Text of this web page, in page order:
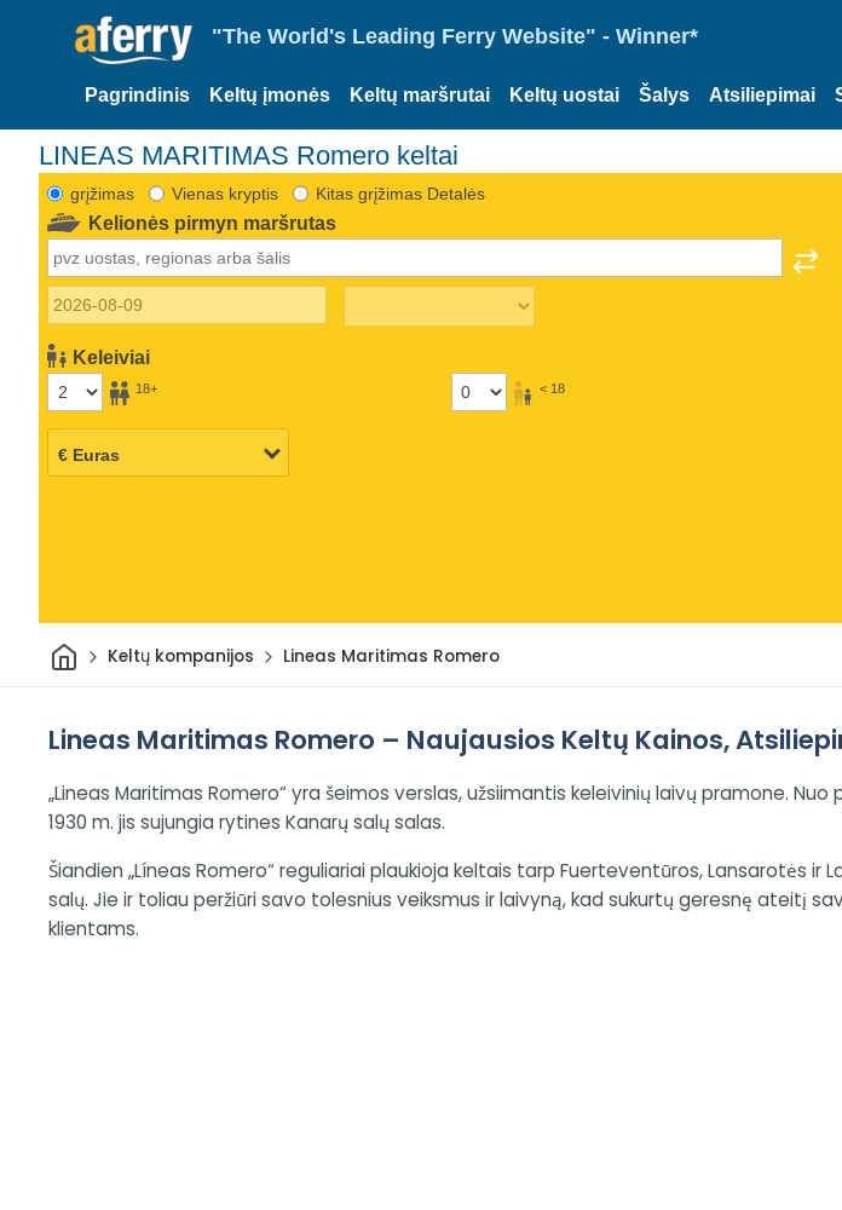
"The World's Leading Ferry Website" - Winner*
Pagrindinis Keltų įmonės Keltų maršrutai Keltų uostai Šalys Atsiliepimai
LINEAS MARITIMAS Romero keltai
grįžimas Vienas kryptis Kitas grįžimas Detalės
Kelionės pirmyn maršrutas
Keleiviai
18+ < 18
Pradžia
Keltų kompanijos Lineas Maritimas Romero
Lineas Maritimas Romero – Naujausios Keltų Kainos,
„Lineas Maritimas Romero“ yra šeimos verslas, užsiimantis keleivinių laivų pramone. Nuo
1930 m. jis sujungia rytines Kanarų salų salas.
Šiandien „Líneas Romero“ reguliariai plaukioja keltais tarp Fuerteventūros, Lansarotės ir
salų. Jie ir toliau peržiūri savo tolesnius veiksmus ir laivyną, kad sukurtų geresnę ateitį
klientams.